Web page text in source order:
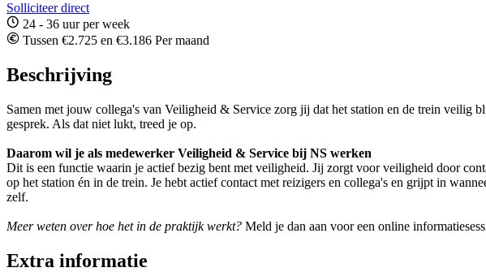
Solliciteer direct
24 - 36 uur per week
Tussen €2.725 en €3.186 Per maand
Beschrijving
Samen met jouw collega's van Veiligheid & Service zorg jij dat het station en de trein veilig
gesprek. Als dat niet lukt, treed je op.
Daarom wil je als medewerker Veiligheid & Service bij NS werken
Dit is een functie waarin je actief bezig bent met veiligheid. Jij zorgt voor veiligheid door
op het station én in de trein. Je hebt actief contact met reizigers en collega's en grijpt in
zelf.
Meer weten over hoe het in de praktijk werkt? Meld je dan aan voor een online
Extra informatie